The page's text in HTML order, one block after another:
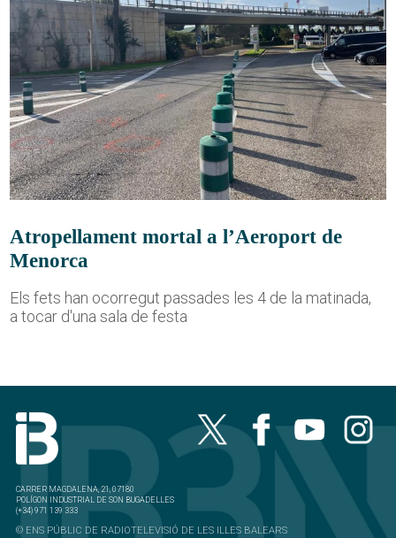
Atropellament mortal a l’Aeroport de
Menorca
Els fets han ocorregut passades les 4 de la matinada,
a tocar d'una sala de festa
CARRER MAGDALENA, 21, 07180
POLÍGON INDUSTRIAL DE SON BUGADELLES
(+34) 971 139 333
© ENS PÚBLIC DE RADIOTELEVISIÓ DE LES ILLES BALEARS